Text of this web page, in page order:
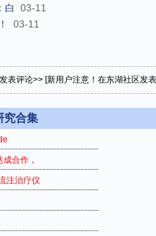
白
03-11
03-11
表评论>> [新用户注意！在东湖社区发
究合集
合作，
注治疗仪